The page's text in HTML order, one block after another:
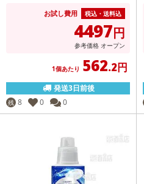
お試し費用 税込・送料込
4497円
参考価格 オープン
1個あたり 562.2円
発送3日前後
残 8 0 0